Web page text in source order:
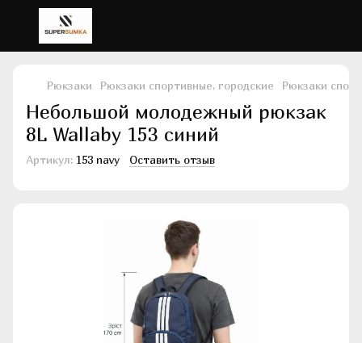
Рюкзаки Рюкзаки спортивные, городские Рюкзаки
Небольшой молодежный рюкзак
8L Wallaby 153 синий
Артикул: 153 navy Оставить отзыв